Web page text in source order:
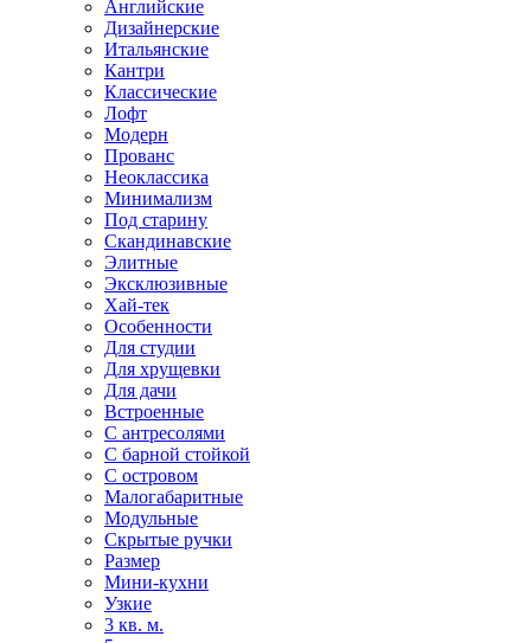
Английские
Дизайнерские
Итальянские
Кантри
Классические
Лофт
Модерн
Прованс
Неоклассика
Минимализм
Под старину
Скандинавские
Элитные
Эксклюзивные
Хай-тек
Особенности
Для студии
Для хрущевки
Для дачи
Встроенные
С антресолями
С барной стойкой
С островом
Малогабаритные
Модульные
Скрытые ручки
Размер
Мини-кухни
Узкие
3 кв. м.